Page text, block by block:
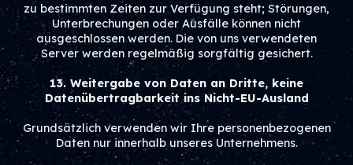
zu bestimmten Zeiten zur Verfügung steht; Störungen,
Unterbrechungen oder Ausfälle können nicht
ausgeschlossen werden. Die von uns verwendeten
Server werden regelmäßig sorgfältig gesichert.
13. Weitergabe von Daten an Dritte, keine
Datenübertragbarkeit ins Nicht-EU-Ausland
Grundsätzlich verwenden wir Ihre personenbezogenen
Daten nur innerhalb unseres Unternehmens.